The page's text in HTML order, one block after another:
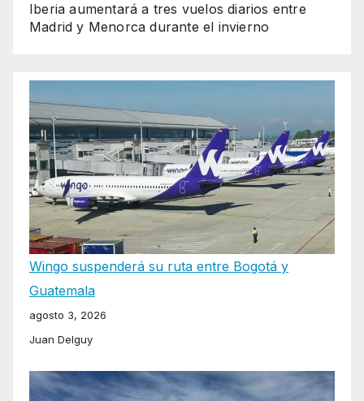
Iberia aumentará a tres vuelos diarios entre
Madrid y Menorca durante el invierno
Wingo suspenderá su ruta entre Bogotá y
Guatemala
agosto 3, 2026
Juan Delguy